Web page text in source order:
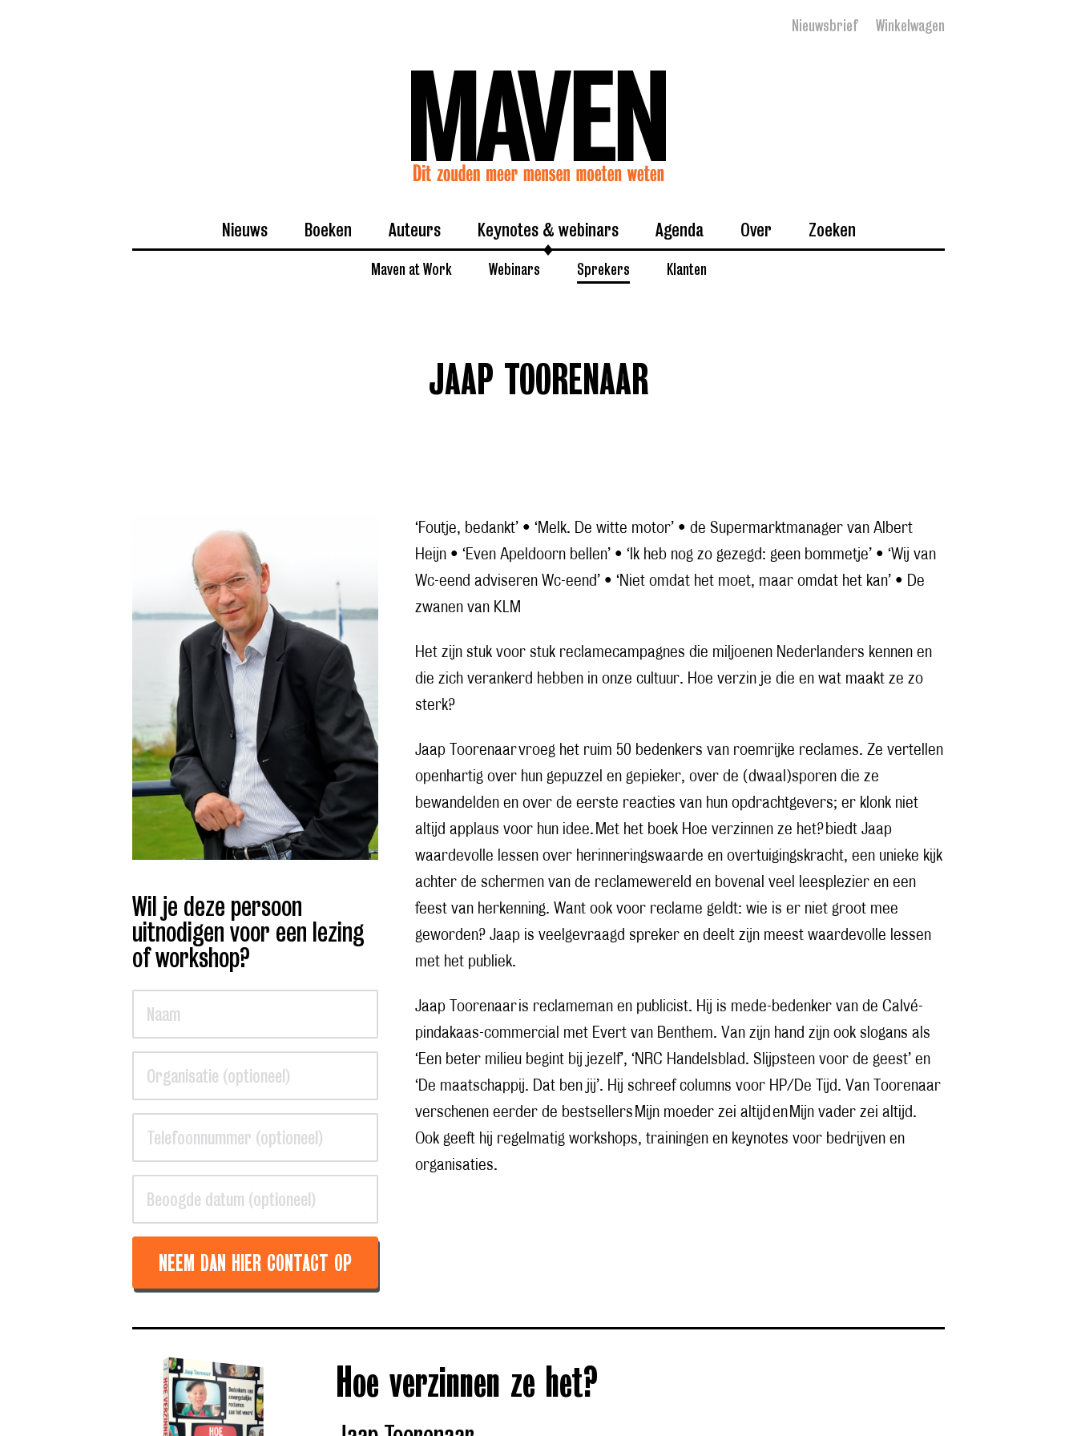
Nieuwsbrief Winkelwagen
Nieuws Boeken Auteurs Keynotes & webinars
Maven at Work Webinars Sprekers Klanten
Agenda Over Zoeken
JAAP TOORENAAR
Wil je deze persoon
uitnodigen voor een lezing
of workshop?
NEEM DAN HIER CONTACT OP
‘Foutje, bedankt’ • ‘Melk. De witte motor’ • de Supermarktmanager van Albert
Heijn • ‘Even Apeldoorn bellen’ • ‘Ik heb nog zo gezegd: geen bommetje’ • ‘Wij van
Wc-eend adviseren Wc-eend’ • ‘Niet omdat het moet, maar omdat het kan’ • De
zwanen van KLM
Het zijn stuk voor stuk reclamecampagnes die miljoenen Nederlanders kennen en
die zich verankerd hebben in onze cultuur. Hoe verzin je die en wat maakt ze zo
sterk?
Jaap Toorenaar vroeg het ruim 50 bedenkers van roemrijke reclames. Ze vertellen
openhartig over hun gepuzzel en gepieker, over de (dwaal)sporen die ze
bewandelden en over de eerste reacties van hun opdrachtgevers; er klonk niet
altijd applaus voor hun idee. Met het boek Hoe verzinnen ze het? biedt Jaap
waardevolle lessen over herinneringswaarde en overtuigingskracht, een unieke kijk
achter de schermen van de reclamewereld en bovenal veel leesplezier en een
feest van herkenning. Want ook voor reclame geldt: wie is er niet groot mee
geworden? Jaap is veelgevraagd spreker en deelt zijn meest waardevolle lessen
met het publiek.
Jaap Toorenaar is reclameman en publicist. Hij is mede-bedenker van de Calvé-
pindakaas-commercial met Evert van Benthem. Van zijn hand zijn ook slogans als
‘Een beter milieu begint bij jezelf’, ‘NRC Handelsblad. Slijpsteen voor de geest’ en
‘De maatschappij. Dat ben jij’. Hij schreef columns voor HP/De Tijd. Van Toorenaar
verschenen eerder de bestsellers Mijn moeder zei altijd en Mijn vader zei altijd.
Ook geeft hij regelmatig workshops, trainingen en keynotes voor bedrijven en
organisaties.
Hoe verzinnen ze het?